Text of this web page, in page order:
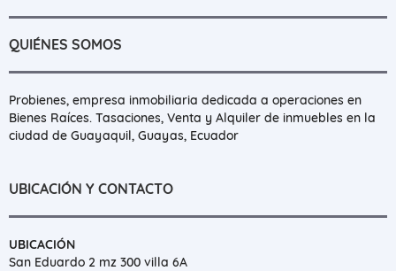
QUIÉNES SOMOS
Probienes, empresa inmobiliaria dedicada a operaciones en
Bienes Raíces. Tasaciones, Venta y Alquiler de inmuebles en la
ciudad de Guayaquil, Guayas, Ecuador
UBICACIÓN Y CONTACTO
UBICACIÓN
San Eduardo 2 mz 300 villa 6A